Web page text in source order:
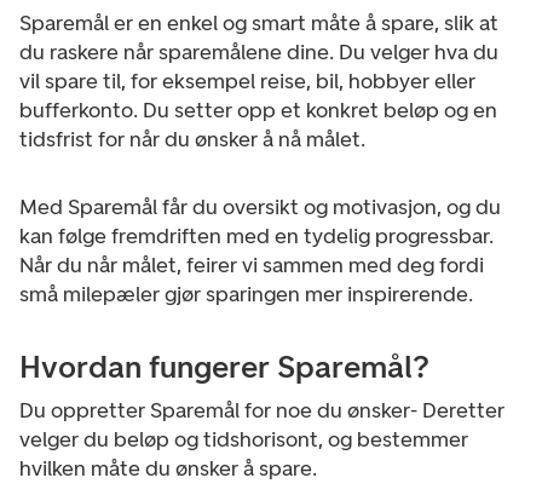
Sparemål er en enkel og smart måte å spare, slik at
du raskere når sparemålene dine. Du velger hva du
vil spare til, for eksempel reise, bil, hobbyer eller
bufferkonto. Du setter opp et konkret beløp og en
tidsfrist for når du ønsker å nå målet.
Med Sparemål får du oversikt og motivasjon, og du
kan følge fremdriften med en tydelig progressbar.
Når du når målet, feirer vi sammen med deg fordi
små milepæler gjør sparingen mer inspirerende.
Hvordan fungerer Sparemål?
Du oppretter Sparemål for noe du ønsker- Deretter
velger du beløp og tidshorisont, og bestemmer
hvilken måte du ønsker å spare.